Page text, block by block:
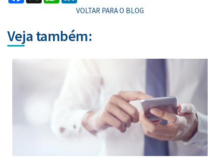
VOLTAR PARA O BLOG
Veja também: